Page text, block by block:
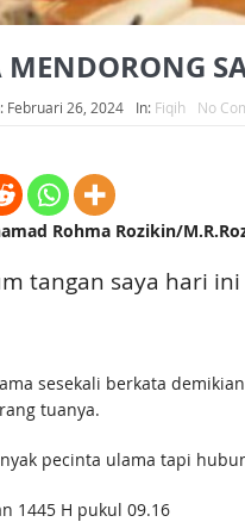
Februari 26, 2024 In: Fiqih No
Rohma Rozikin/
tangan saya hari
sesekali berkata
tuanya.
pecinta ulama tapi
1445 H pukul 09.16